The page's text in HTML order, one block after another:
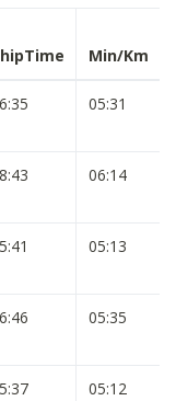
Min/Km
05:31
06:14
05:13
05:35
05:12